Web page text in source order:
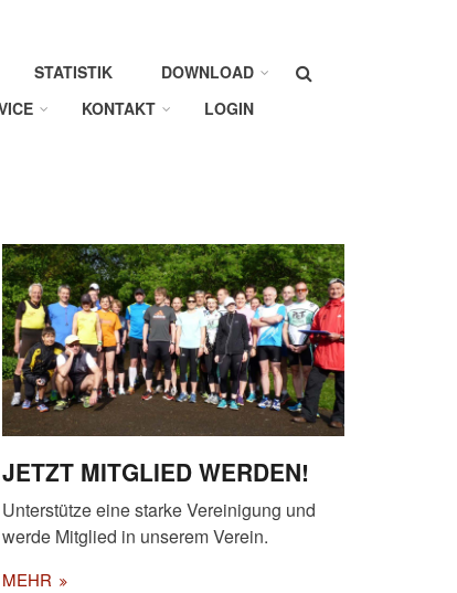
Suche
STATISTIK
DOWNLOAD
KONTAKT LOGIN
JETZT MITGLIED WERDEN!
Unterstütze eine starke Vereinigung und
werde Mitglied in unserem Verein.
MEHR